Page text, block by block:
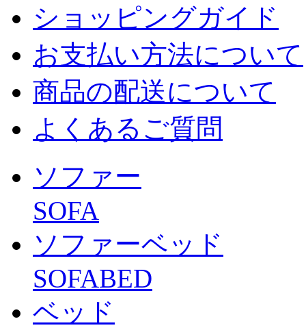
ショッピングガイド
お支払い方法について
商品の配送について
よくあるご質問
ソファー
SOFA
ソファーベッド
SOFABED
ベッド